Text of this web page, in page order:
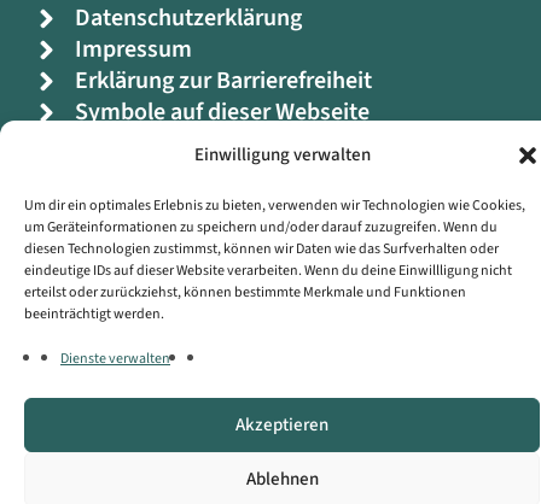
Einwilligung verwalten
Um dir ein optimales Erlebnis zu bieten, verwenden wir Technologien wie Cookies,
um Geräteinformationen zu speichern und/oder darauf zuzugreifen. Wenn du
diesen Technologien zustimmst, können wir Daten wie das Surfverhalten oder
eindeutige IDs auf dieser Website verarbeiten. Wenn du deine Einwillligung nicht
erteilst oder zurückziehst, können bestimmte Merkmale und Funktionen
beeinträchtigt werden.
Dienste verwalten
Akzeptieren
Ablehnen
Datenschutzerklärung
Impressum
Erklärung zur Barrierefreiheit
Symbole auf dieser Webseite
Kontakt
Copyright © Landratsamt Oberallgäu